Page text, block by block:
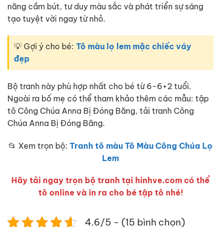
năng cầm bút, tư duy màu sắc và phát triển sự sáng
tạo tuyệt vời ngay từ nhỏ.
💡 Gợi ý cho bé: Tô màu lọ lem mặc chiếc váy
đẹp
Bộ tranh này phù hợp nhất cho bé từ 6-6+2 tuổi.
Ngoài ra bố mẹ có thể tham khảo thêm các mẫu: tập
tô Công Chúa Anna Bị Đóng Băng, tải tranh Công
Chúa Anna Bị Đóng Băng.
📂 Xem trọn bộ: Tranh tô màu Tô Màu Công Chúa Lọ
Lem
Hãy tải ngay trọn bộ tranh tại hinhve.com có thể
tô online và in ra cho bé tập tô nhé!
4.6/5 - (15 bình chọn)